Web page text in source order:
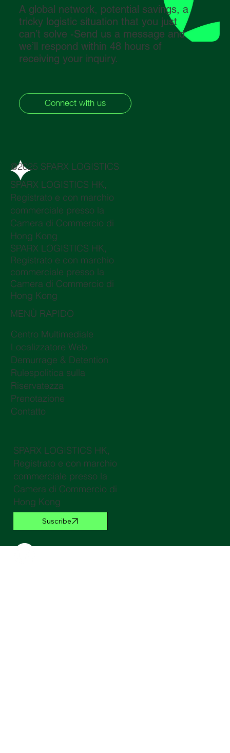
A global network, potential savings, a
tricky logistic situation that you just
can’t solve -Send us a message and
we’ll respond within 48 hours of
receiving your inquiry.
Connect with us
@2025 SPARX LOGISTICS
SPARX LOGISTICS HK,
Registrato e con marchio
commerciale presso la
Camera di Commercio di
Hong Kong
SPARX LOGISTICS HK,
Registrato e con marchio
commerciale presso la
Camera di Commercio di
Hong Kong
MENÙ RAPIDO
Centro Multimediale
Localizzatore Web
Demurrage & Detention
Rulespolitica sulla
Riservatezza
Prenotazione
Contatto
SPARX LOGISTICS HK,
Registrato e con marchio
commerciale presso la
Camera di Commercio di
Hong Kong
Suscribe